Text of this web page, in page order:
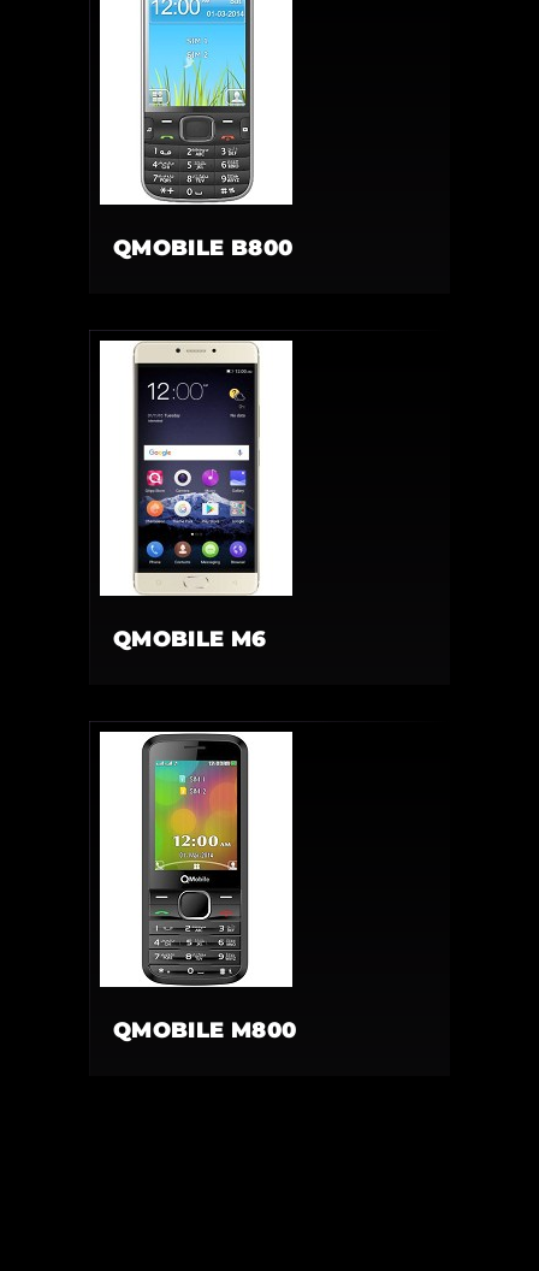
QMOBILE B800
QMOBILE M6
QMOBILE M800